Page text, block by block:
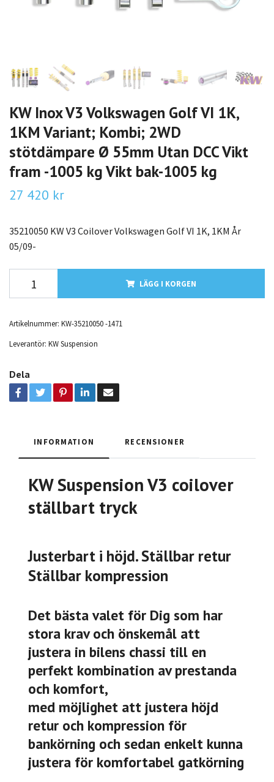
KW Inox V3 Volkswagen Golf VI 1K,
1KM Variant; Kombi; 2WD
stötdämpare Ø 55mm Utan DCC Vikt
fram -1005 kg Vikt bak-1005 kg
27 420 kr
35210050 KW V3 Coilover Volkswagen Golf VI 1K, 1KM År
05/09-
LÄGG I KORGEN
Artikelnummer: KW-35210050 -1471
Leverantör: KW Suspension
Dela
INFORMATION RECENSIONER
KW Suspension V3 coilover
ställbart tryck
Justerbart i höjd. Ställbar retur
Ställbar kompression
Det bästa valet för Dig som har
stora krav och önskemål att
justera in bilens chassi till en
perfekt kombination av prestanda
och komfort,
med möjlighet att justera höjd
retur och kompression för
bankörning och sedan enkelt kunna
justera för komfortabel gatkörning